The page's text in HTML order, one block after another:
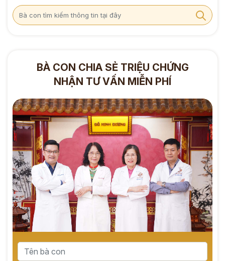
BÀ CON CHIA SẺ TRIỆU CHỨNG
NHẬN TƯ VẤN MIỄN PHÍ